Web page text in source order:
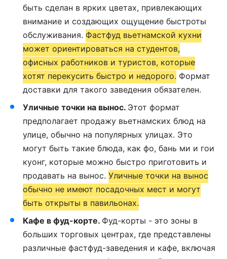
быть сделан в ярких цветах, привлекающих
внимание и создающих ощущение быстроты
обслуживания. Фастфуд вьетнамской кухни
может ориентироваться на студентов,
офисных работников и туристов, которые
хотят перекусить быстро и недорого. Формат
доставки для такого заведения обязателен.
Уличные точки на вынос. Этот формат
предполагает продажу вьетнамских блюд на
улице, обычно на популярных улицах. Это
могут быть такие блюда, как фо, бань ми и гои
куонг, которые можно быстро приготовить и
продавать на вынос. Уличные точки на вынос
обычно не имеют посадочных мест и могут
быть открыты в павильонах.
Кафе в фуд-корте. Фуд-корты - это зоны в
больших торговых центрах, где представлены
различные фастфуд-заведения и кафе, включая